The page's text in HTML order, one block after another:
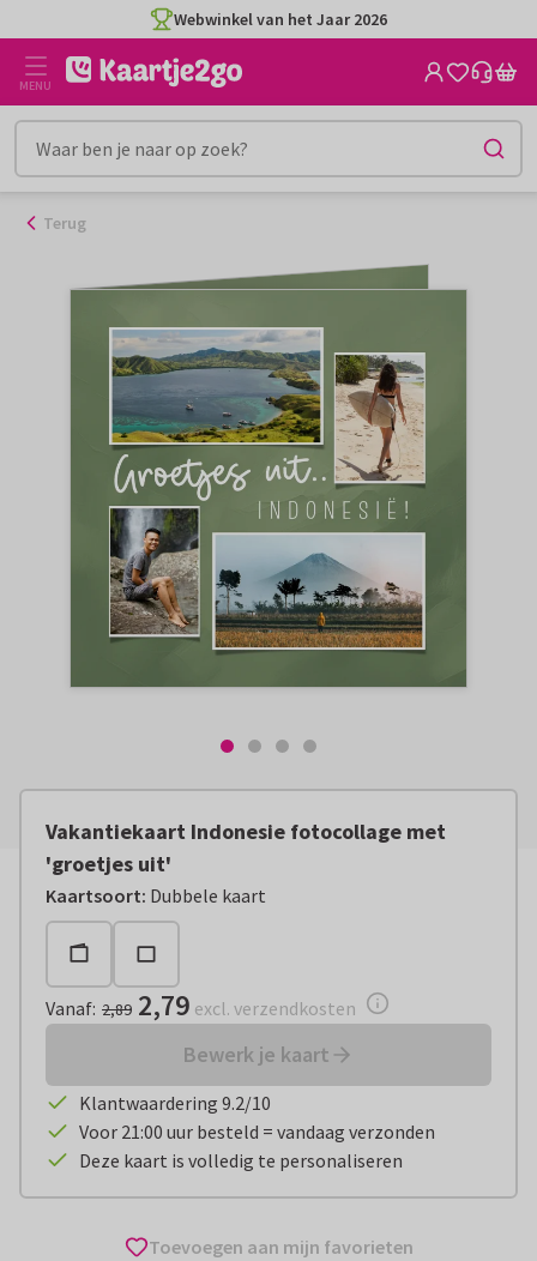
naar
inhoud
Webwinkel van het Jaar 2026
MENU
Terug
Vakantiekaart Indonesie fotocollage met
'groetjes uit'
Kaartsoort: Dubbele kaart
Vanaf:€ 2,79 excl. verzendkosten
Vanaf: 2,89 2,79 excl. verzendkosten
Bewerk je kaart
Klantwaardering 9.2/10
Voor 21:00 uur besteld = vandaag verzonden
Deze kaart is volledig te personaliseren
Toevoegen aan mijn favorieten